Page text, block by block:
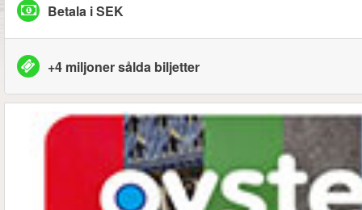
Betala i SEK
+4 miljoner sålda biljetter